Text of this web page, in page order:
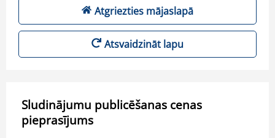
Atgriezties mājaslapā
Atsvaidzināt lapu
Sludinājumu publicēšanas cenas
pieprasījums